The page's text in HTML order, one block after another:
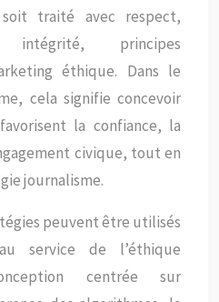
traité avec respect,
principes
éthique. Dans le
cela signifie concevoir
la confiance, la
civique, tout en
journalisme.
peuvent être utilisés
service de l’éthique
centrée sur